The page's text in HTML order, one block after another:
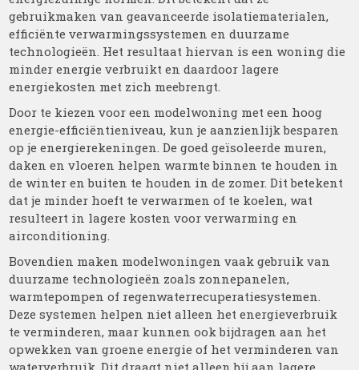
gebruikmaken van geavanceerde isolatiematerialen,
efficiënte verwarmingssystemen en duurzame
technologieën. Het resultaat hiervan is een woning die
minder energie verbruikt en daardoor lagere
energiekosten met zich meebrengt.
Door te kiezen voor een modelwoning met een hoog
energie-efficiëntieniveau, kun je aanzienlijk besparen
op je energierekeningen. De goed geïsoleerde muren,
daken en vloeren helpen warmte binnen te houden in
de winter en buiten te houden in de zomer. Dit betekent
dat je minder hoeft te verwarmen of te koelen, wat
resulteert in lagere kosten voor verwarming en
airconditioning.
Bovendien maken modelwoningen vaak gebruik van
duurzame technologieën zoals zonnepanelen,
warmtepompen of regenwaterrecuperatiesystemen.
Deze systemen helpen niet alleen het energieverbruik
te verminderen, maar kunnen ook bijdragen aan het
opwekken van groene energie of het verminderen van
waterverbruik. Dit draagt niet alleen bij aan lagere